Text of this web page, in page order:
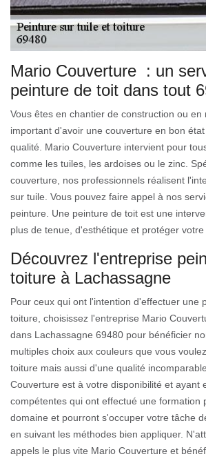
Mario Couverture : un
peinture de toit dans tout
Vous êtes en chantier de construction ou en
important d'avoir une couverture en bon
qualité. Mario Couverture intervient pour
comme les tuiles, les ardoises ou le zinc.
couverture, nos professionnels réalisent
sur tuile. Vous pouvez faire appel à nos
peinture. Une peinture de toit est une
plus de tenue, d'esthétique et protéger votre
Découvrez l'entreprise
toiture à Lachassagne
Pour ceux qui ont l'intention d'effectuer une
toiture, choisissez l'entreprise Mario
dans Lachassagne 69480 pour bénéficier
multiples choix aux couleurs que vous
toiture mais aussi d'une qualité
Couverture est à votre disponibilité et ayant
compétentes qui ont effectué une formation
domaine et pourront s'occuper votre tâche
en suivant les méthodes bien appliquer.
appels le plus vite Mario Couverture et